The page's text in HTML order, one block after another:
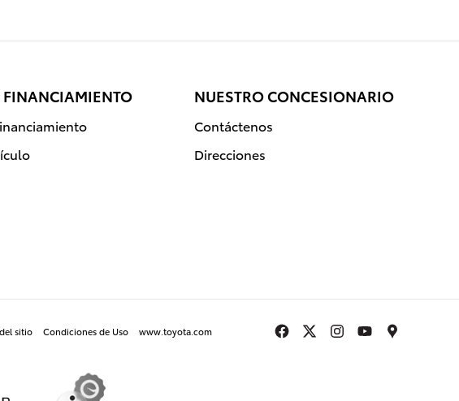
FINANCIAMIENTO NUESTRO CONCESIONARIO
Contáctenos
Direcciones
sitio Condiciones de Uso www.toyota.com